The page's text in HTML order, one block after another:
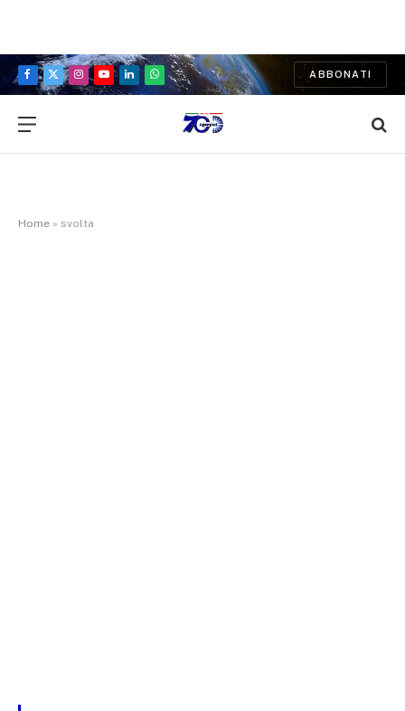
Facebook
X
Instagram
YouTubeLinkedInWhatsApp
ABBONATI
Home » svolta